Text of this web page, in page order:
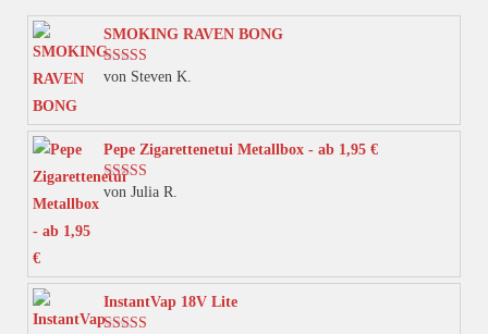
Varianten
können
werden
SMOKING RAVEN BONG
Bewertet mit
von Steven K.
Pepe Zigarettenetui Metallbox - ab 1,95 €
Bewertet mit
von Julia R.
InstantVap 18V Lite